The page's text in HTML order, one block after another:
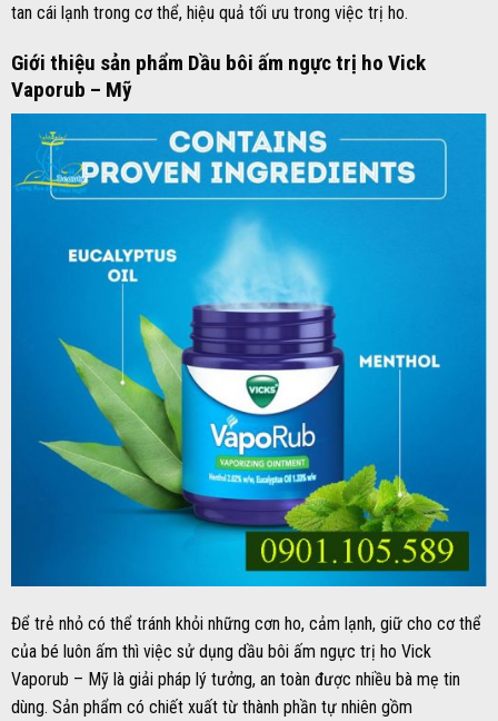
tan cái lạnh trong cơ thể, hiệu quả tối ưu trong việc trị ho.
Giới thiệu sản phẩm Dầu bôi ấm ngực trị ho Vick
Vaporub – Mỹ
Để trẻ nhỏ có thể tránh khỏi những cơn ho, cảm lạnh, giữ cho cơ thể
của bé luôn ấm thì việc sử dụng dầu bôi ấm ngực trị ho Vick
Vaporub – Mỹ là giải pháp lý tưởng, an toàn được nhiều bà mẹ tin
dùng. Sản phẩm có chiết xuất từ thành phần tự nhiên gồm